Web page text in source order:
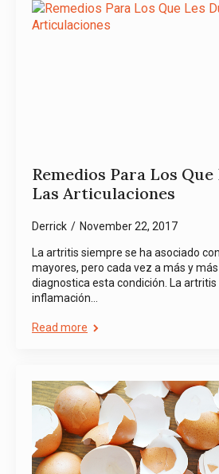
Remedios Para Los
Las Articulaciones
Derrick November 22, 2017
La artritis siempre se ha asociado
mayores, pero cada vez a más y
diagnostica esta condición. La artritis
inflamación…
Read more